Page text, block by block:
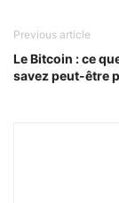
Previous article
Le Bitcoin : ce
savez peut-être